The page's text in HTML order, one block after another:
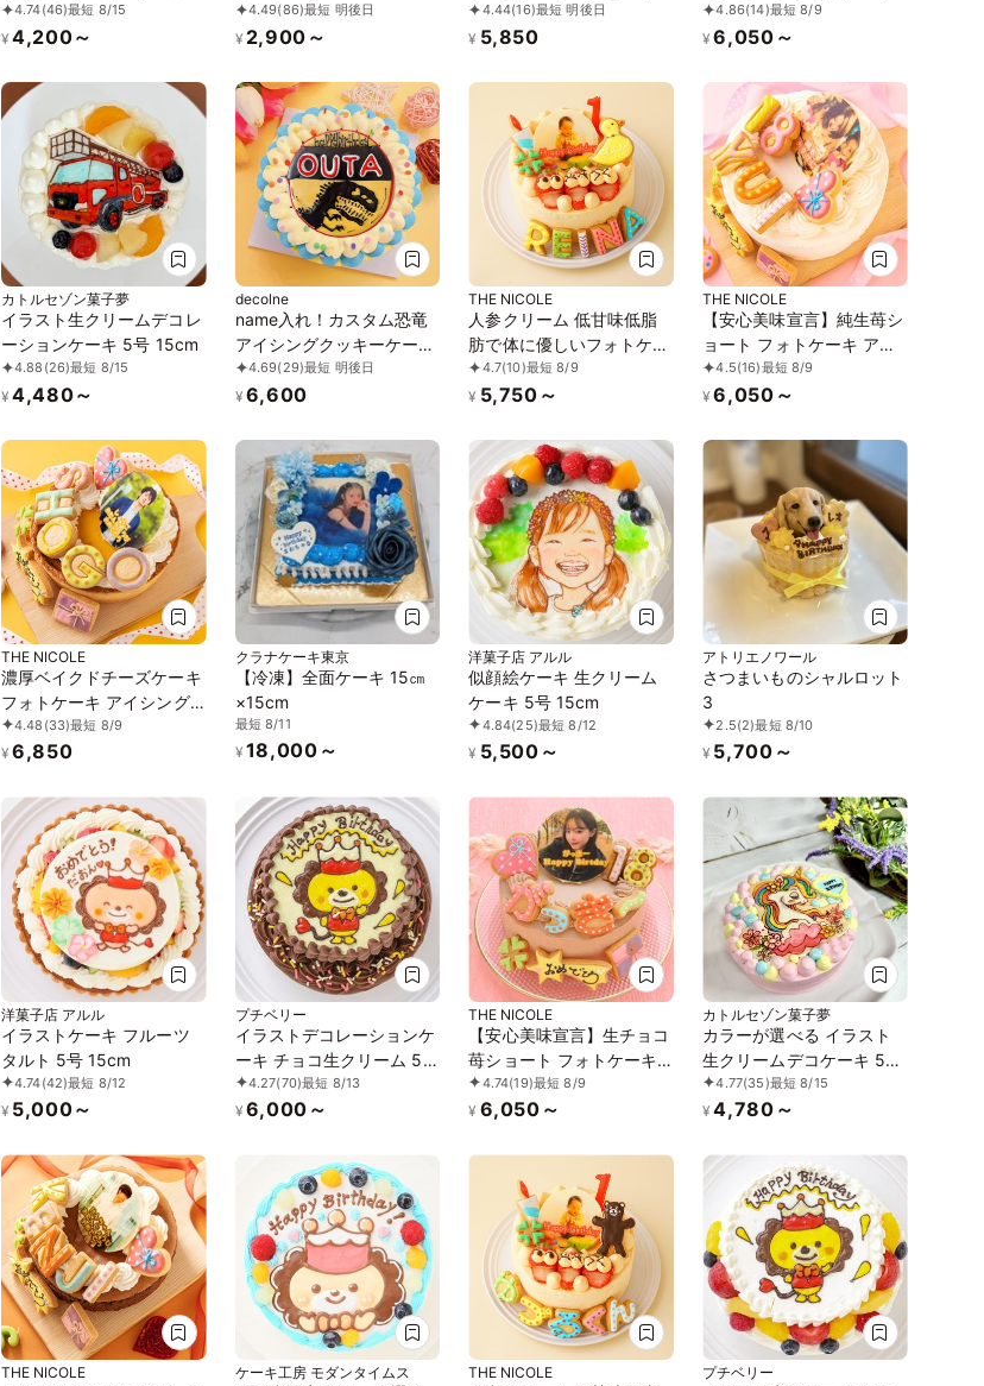
4.74(46)最短 8/15
¥ 4,200～
4.49(86)最短 明後日
¥ 2,900～
フォトケーキ 5号 15cm
【オプション選択でオリジ
きなイラストも人気です】
4.44(16)最短 明後日
¥ 5,850
アイシングクッキーケーキ
写真ケーキ 4号 12cm 【お
す】
4.86(14)最短 8/9
¥ 6,050～
カトルセゾン菓子夢
イラスト生クリームデコレ
ーションケーキ 5号 15cm
4.88 (26)最短 8/15
¥ 4,480～
decolne
name入れ！カスタム恐竜
アイシングクッキーケーキ
5号4.69(29)最短 明後日
¥ 6,600
THE NICOLE
人参クリーム 低甘味低脂
肪で体に優しいフォトケー
キ アイシングクッキー写
真ケーキ ファーストバー
9cm
4.7(10)最短 8/9
¥ 5,750～
THE NICOLE
【安心美味宣言】純生苺シ
ョート フォトケーキ アイ
シングクッキーケーキ 写
真ケーキ 4号 12cm 【お好
4.5(16)最短 8/9
¥ 6,050～
THE NICOLE
濃厚ベイクドチーズケーキ
フォトケーキ アイシング
クッキーケーキ 写真ケー
キ 5号 15cm 【お好きなイ
4.48 (33)最短 8/9
¥ 6,850
クラナケーキ東京
【冷凍】全面ケーキ 15㎝
×15cm
最短 8/11
¥ 18,000～
洋菓子店 アルル
似顔絵ケーキ 生クリーム
ケーキ 5号 15cm
4.84(25)最短 8/12
¥ 5,500～
アトリエノワール
さつまいものシャルロット
3
2.5(2)最短 8/10
¥ 5,700～
洋菓子店 アルル
イラストケーキ フルーツ
タルト 5号 15cm
4.74(42)最短 8/12
¥ 5,000～
プチベリー
イラストデコレーションケ
ーキ チョコ生クリーム 5号
15cm
4.27(70)最短 8/13
¥ 6,000～
THE NICOLE
【安心美味宣言】生チョコ
苺ショート フォトケーキ
ひらがなアイシングクッキ
ーケーキ 写真ケーキ 4号
場しました！ 【お好きな
イラストも人気です】
4.74(19)最短 8/9
¥ 6,050～
カトルセゾン菓子夢
カラーが選べる イラスト
生クリームデコケーキ 5号
15cm
4.77(35)最短 8/15
¥ 4,780～
THE NICOLE ケーキ工房 モダンタイムス THE NICOLE プチベリー